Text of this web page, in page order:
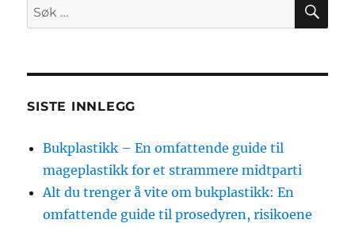
Søk
etter:
SISTE INNLEGG
Bukplastikk – En omfattende guide til
mageplastikk for et strammere midtparti
Alt du trenger å vite om bukplastikk: En
omfattende guide til prosedyren, risikoene